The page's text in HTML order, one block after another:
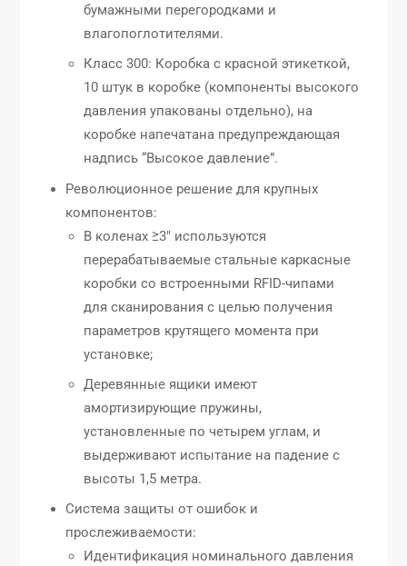
бумажными перегородками и
влагопоглотителями.
Класс 300: Коробка с красной этикеткой,
10 штук в коробке (компоненты высокого
давления упакованы отдельно), на
коробке напечатана предупреждающая
надпись “Высокое давление”.
Революционное решение для крупных
компонентов:
В коленах ≥3″ используются
перерабатываемые стальные каркасные
коробки со встроенными RFID-чипами
для сканирования с целью получения
параметров крутящего момента при
установке;
Деревянные ящики имеют
амортизирующие пружины,
установленные по четырем углам, и
выдерживают испытание на падение с
высоты 1,5 метра.
Система защиты от ошибок и
прослеживаемости:
Идентификация номинального давления